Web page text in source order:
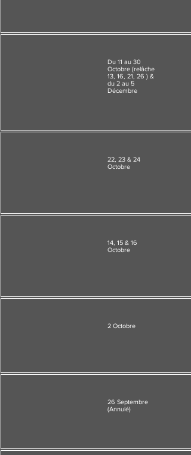
Du 11 au 30
Octobre (relâche
13, 16, 21, 26 ) &
du 2 au 5
Décembre
22, 23 & 24
Octobre
14, 15 & 16
Octobre
2 Octobre
26 Septembre
(Annulé)